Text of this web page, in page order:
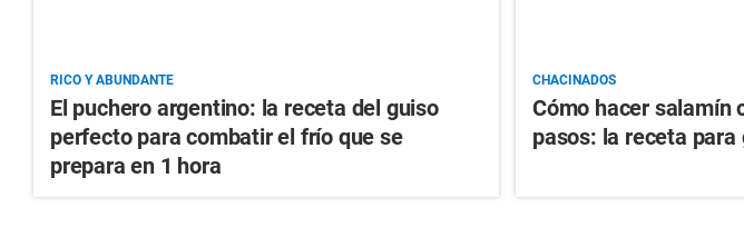
RICO Y ABUNDANTE
El puchero argentino: la receta del guiso
perfecto para combatir el frío que se
prepara en 1 hora
CHACINADOS
Cómo hacer salamín
pasos: la receta